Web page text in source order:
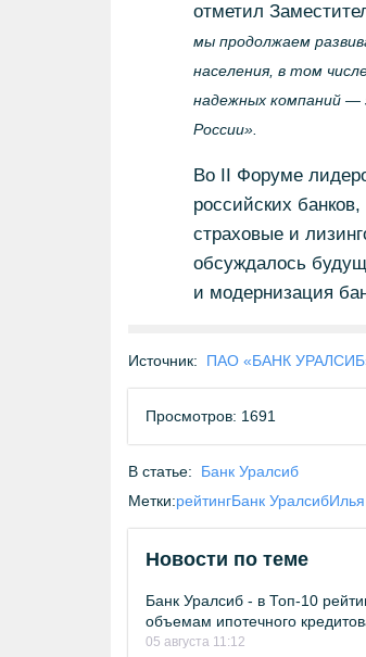
отметил
мы продолжаем
населения, в том
надежных компаний —
России».
Во II Форуме
российских
страховые и
обсуждалось
и модернизация
Источник: ПАО «БАНК
Просмотров: 1691
В статье:
Банк Уралсиб
Метки:рейтингБанк Уралсиб
Новости по теме
Банк Уралсиб - в Топ-10
объемам ипотечного
05 августа 11:12